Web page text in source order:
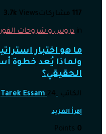
117 مشاركات 3.7k Views
in دروس و شروحات
ما هو اختبار
ولماذا يُعد خطوة
الحقيقي؟
الكاتب Tarek Essam 24 يوليو، 2026, 2:58 م
إقرأ المزيد
0